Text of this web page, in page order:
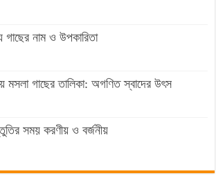
নাম ও উপকারিতা
মসলা গাছের তালিকা: অগণিত স্বাদের উৎস
সময় করণীয় ও বর্জনীয়